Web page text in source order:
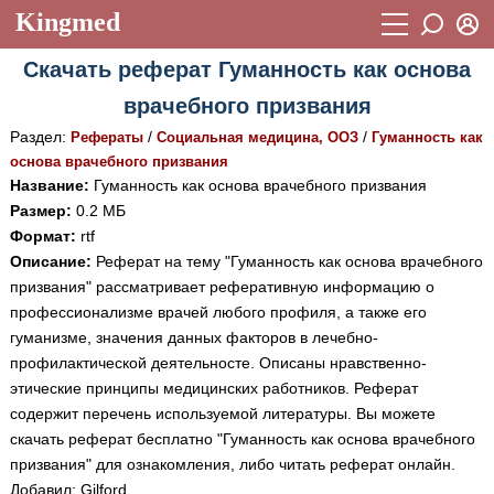
Kingmed
Учебный материал
Видеогалерея 899
Фотогалерея (1906)
Истории болезней
Лекции и презентации
Аккредитационные тесты (6)
Методические рекомендации 1050
Научно-популярное
Статьи
Новости (244)
Пароль
Восстановить пароль
Регистрация
Вход
Скачать реферат Гуманность как основа
врачебного призвания
Раздел: Рефераты/ Социальная медицина, ООЗ/ Гуманность как
основа врачебного призвания
Название: Гуманность как основа врачебного призвания
Размер: 0.2 МБ
Формат: rtf
Описание: Реферат на тему "Гуманность как основа врачебного
призвания" рассматривает реферативную информацию о
профессионализме врачей любого профиля, а также его
гуманизме, значения данных факторов в лечебно-
профилактической деятельносте. Описаны нравственно-
этические принципы медицинских работников. Реферат
содержит перечень используемой литературы. Вы можете
скачать реферат бесплатно "Гуманность как основа врачебного
призвания" для ознакомления, либо читать реферат онлайн.
Добавил: Gilford